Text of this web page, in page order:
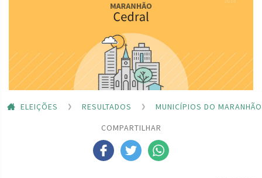
ELEIÇÕES RESULTADOS
MUNICÍPIOS DO MARANHÃO
COMPARTILHAR